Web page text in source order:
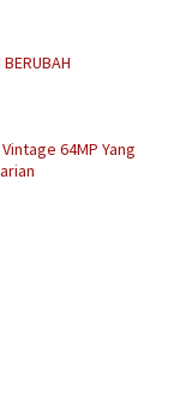
64MP Yang